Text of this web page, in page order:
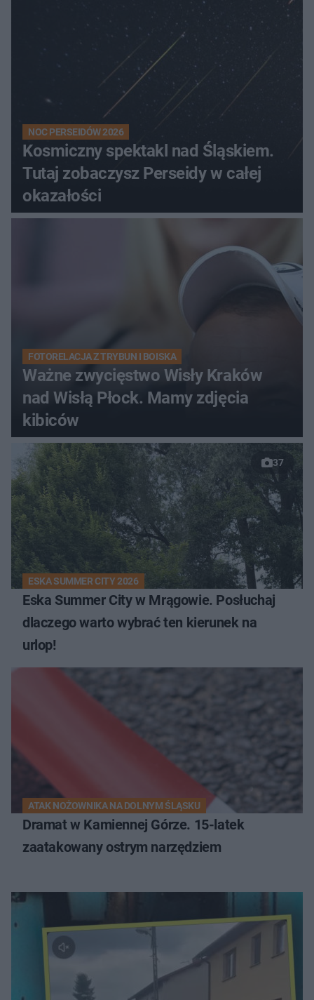
NOC PERSEIDÓW 2026
Kosmiczny spektakl nad Śląskiem.
Tutaj zobaczysz Perseidy w całej
okazałości
FOTORELACJA Z TRYBUN I BOISKA
Ważne zwycięstwo Wisły Kraków
nad Wisłą Płock. Mamy zdjęcia
kibiców
37
ESKA SUMMER CITY 2026
Eska Summer City w Mrągowie. Posłuchaj
dlaczego warto wybrać ten kierunek na
urlop!
ATAK NOŻOWNIKA NA DOLNYM ŚLĄSKU
Dramat w Kamiennej Górze. 15-latek
zaatakowany ostrym narzędziem